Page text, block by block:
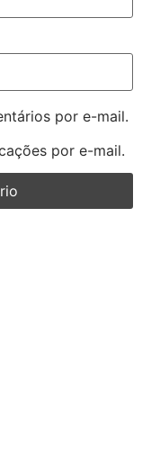
por e-mail.
por e-mail.